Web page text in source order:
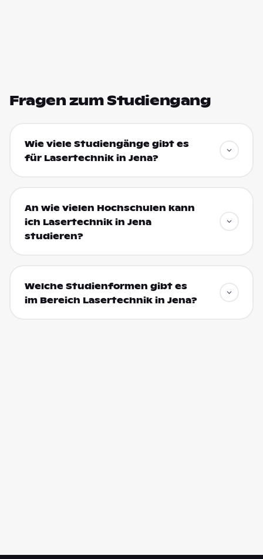
Fragen zum Studiengang
Wie viele Studiengänge gibt es
für Lasertechnik in Jena?
An wie vielen Hochschulen kann
ich Lasertechnik in Jena
studieren?
Welche Studienformen gibt es
im Bereich Lasertechnik in Jena?